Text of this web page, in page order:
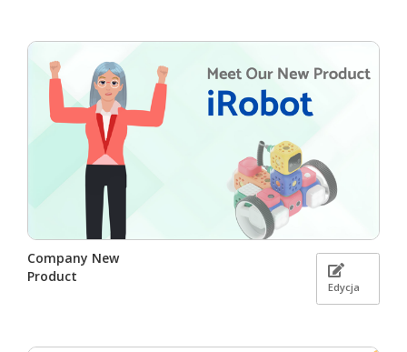
Company New
Product
Edycja